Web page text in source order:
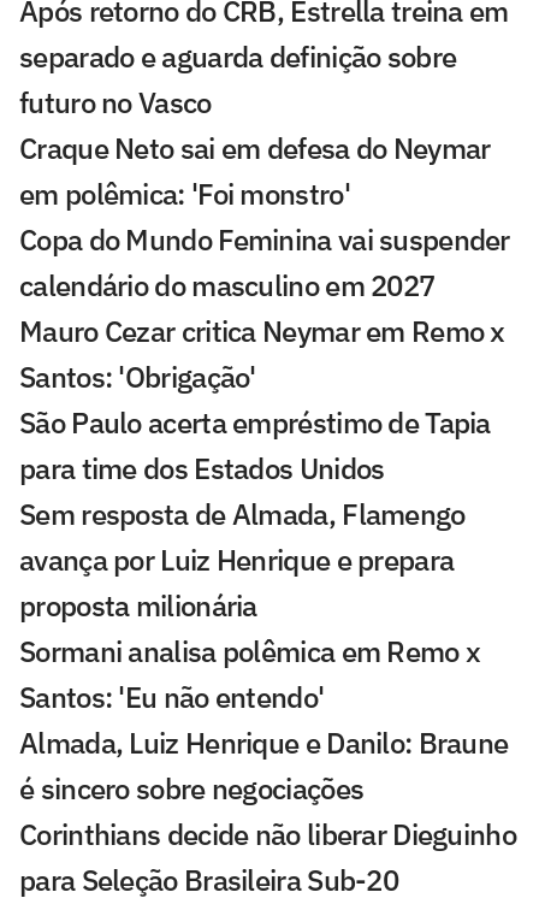
Após retorno do CRB, Estrella treina em
separado e aguarda definição sobre
futuro no Vasco
Craque Neto sai em defesa do Neymar
em polêmica: 'Foi monstro'
Copa do Mundo Feminina vai suspender
calendário do masculino em 2027
Mauro Cezar critica Neymar em Remo x
Santos: 'Obrigação'
São Paulo acerta empréstimo de Tapia
para time dos Estados Unidos
Sem resposta de Almada, Flamengo
avança por Luiz Henrique e prepara
proposta milionária
Sormani analisa polêmica em Remo x
Santos: 'Eu não entendo'
Almada, Luiz Henrique e Danilo: Braune
é sincero sobre negociações
Corinthians decide não liberar Dieguinho
para Seleção Brasileira Sub-20